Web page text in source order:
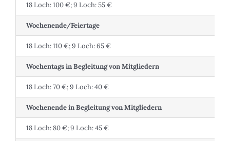
18 Loch: 100 €; 9 Loch: 55 €
Wochenende/Feiertage
18 Loch: 110 €; 9 Loch: 65 €
Wochentags in Begleitung von Mitgliedern
18 Loch: 70 €; 9 Loch: 40 €
Wochenende in Begleitung von Mitgliedern
18 Loch: 80 €; 9 Loch: 45 €